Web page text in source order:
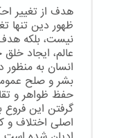
هدف از تغییر
ظهور دین تنها
نیست، بلکه هدف
عالم، ایجاد خلق
انسان به
بشر و صلح
حفظ ظواهر و
گرفتن این
اصلی اختلاف و